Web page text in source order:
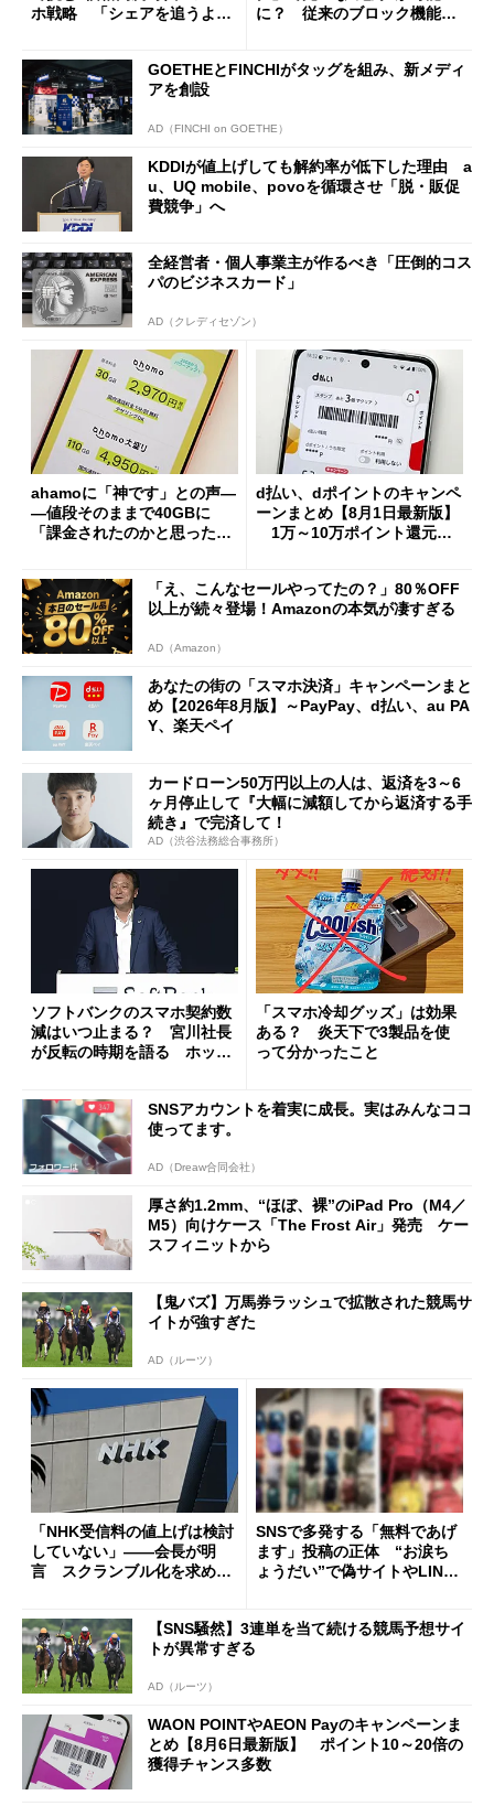
ホ戦略 「シェアを追うより
に？ 従来のブロック機能と
GOETHEとFINCHIがタッグを組み、新メディ
アを創設
AD（FINCHI on GOETHE）
KDDIが値上げしても解約率が低下した理由 a
u、UQ mobile、povoを循環させ「脱・販促
費競争」へ
全経営者・個人事業主が作るべき「圧倒的コス
パのビジネスカード」
AD（クレディセゾン）
ahamoに「神です」との声―
―値段そのままで40GBに
「課金されたのかと思った」
d払い、dポイントのキャンペ
ーンまとめ【8月1日最新版】
1万～10万ポイント還元の
「え、こんなセールやってたの？」80％OFF
以上が続々登場！Amazonの本気が凄すぎる
AD（Amazon）
あなたの街の「スマホ決済」キャンペーンまと
め【2026年8月版】～PayPay、d払い、au PA
Y、楽天ペイ
カードローン50万円以上の人は、返済を3～6
ヶ月停止して『大幅に減額してから返済する手
続き』で完済して！
AD（渋谷法務総合事務所）
ソフトバンクのスマホ契約数
減はいつ止まる？ 宮川社長
が反転の時期を語る ホッピ
「スマホ冷却グッズ」は効果
ある？ 炎天下で3製品を使
って分かったこと
SNSアカウントを着実に成長。実はみんなココ
使ってます。
AD（Dreaw合同会社）
厚さ約1.2mm、“ほぼ、裸”のiPad Pro（M4／
M5）向けケース「The Frost Air」発売 ケー
スフィニットから
【鬼バズ】万馬券ラッシュで拡散された競馬サ
イトが強すぎた
AD（ルーツ）
「NHK受信料の値上げは検討
していない」――会長が明
言 スクランブル化を求める
SNSで多発する「無料であげ
ます」投稿の正体 “お涙ち
ょうだい”で偽サイトやLINE
【SNS騒然】3連単を当て続ける競馬予想サイ
トが異常すぎる
AD（ルーツ）
WAON POINTやAEON Payのキャンペーンま
とめ【8月6日最新版】 ポイント10～20倍の
獲得チャンス多数